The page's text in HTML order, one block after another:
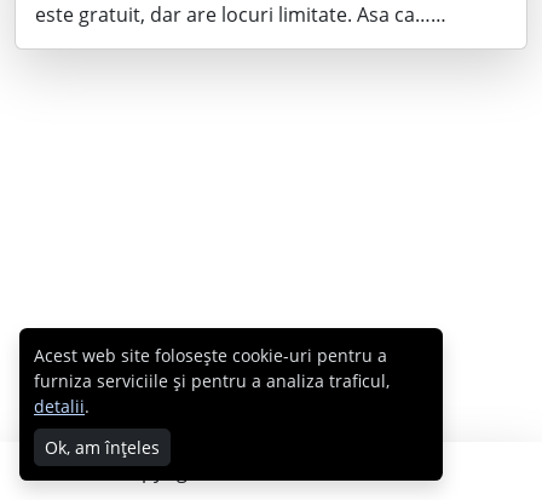
este gratuit, dar are locuri limitate. Asa ca……
Copyright © 2007 - 2026 Cabral.ro
Acest web site folosește cookie-uri pentru a
furniza serviciile și pentru a analiza traficul,
detalii.
Ok, am înțeles